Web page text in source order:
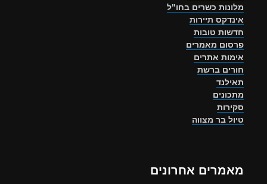
מלונות כשרים בחו"ל
אינדקס תיירות
חדשות טובות
פרסום מאמרים
אימות אתרים
חורים ברשת
תאילנד
מתכונים
סקירות
טיול בר מצווה
מאמרים אחרונים